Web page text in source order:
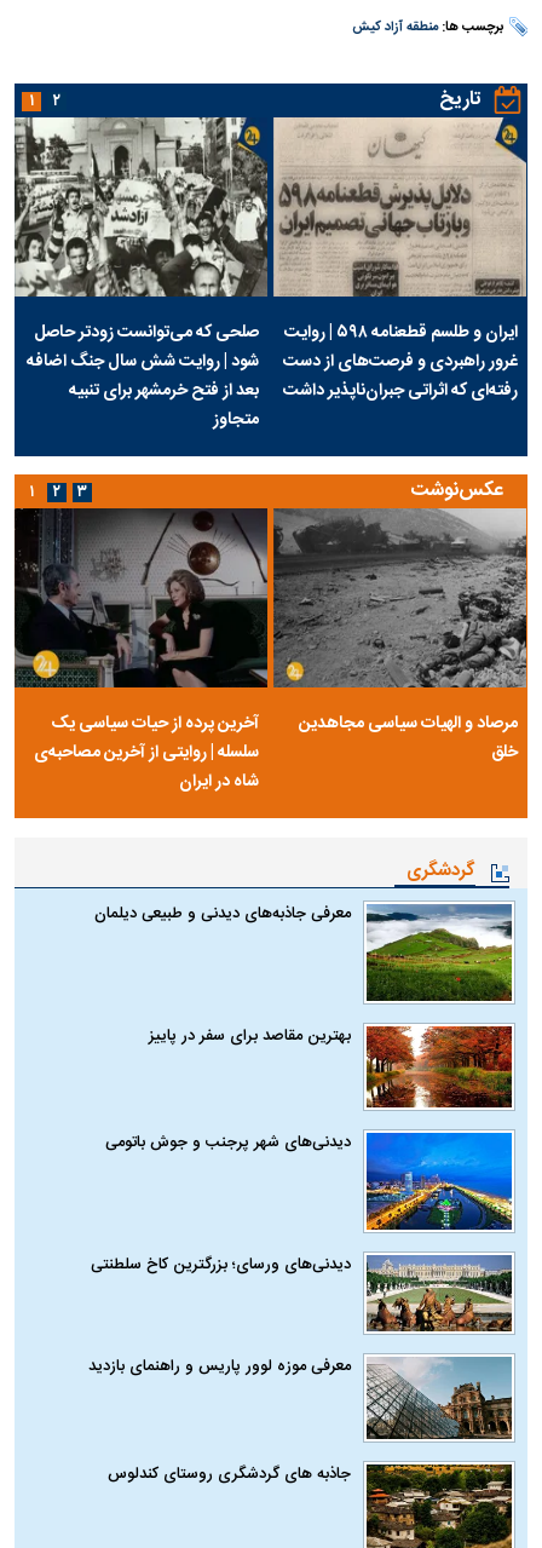
برچسب ها:منطقه آزاد کیش
تاریخ
ایران و طلسم قطعنامه ۵۹۸ | روایت
غرور راهبردی و فرصت‌های از دست
رفته‌ای که اثراتی جبران‌ناپذیر داشت
صلحی که می‌توانست زودتر حاصل
شود | روایت شش سال جنگ اضافه
بعد از فتح خرمشهر برای تنبیه
متجاوز
۱ ۲
عکس‌نوشت
مرصاد و الهیات سیاسی مجاهدین
خلق
آخرین پرده از حیات سیاسی یک
سلسله | روایتی از آخرین مصاحبه‌ی
شاه در ایران
۱ ۲ ۳
گردشگری
معرفی جاذبه‌های دیدنی و طبیعی دیلمان
بهترین مقاصد برای سفر در پاییز
دیدنی‌های شهر پرجنب و جوش باتومی
دیدنی‌های ورسای؛ بزرگترین کاخ سلطنتی
معرفی موزه لوور پاریس و راهنمای بازدید
جاذبه های گردشگری روستای کندلوس